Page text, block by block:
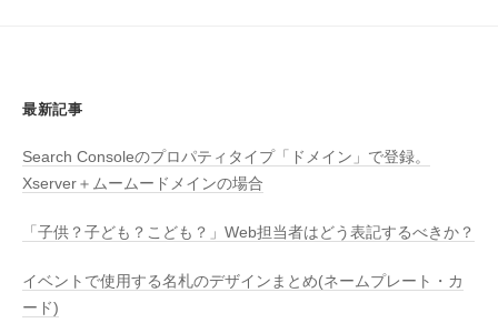
最新記事
Search Consoleのプロパティタイプ「ドメイン」で登録。
Xserver＋ムームードメインの場合
「子供？子ども？こども？」Web担当者はどう表記するべきか？
イベントで使用する名札のデザインまとめ(ネームプレート・カ
ード)